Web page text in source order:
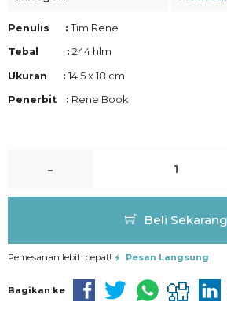
Penulis : Tim Rene
Tebal : 244 hlm
Ukuran : 14,5 x 18 cm
Penerbit : Rene Book
-
Beli Sekarang
Pemesanan lebih cepat! Pesan Langsung
Bagikan ke